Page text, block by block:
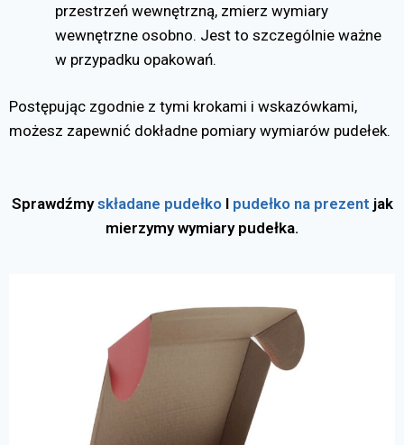
przestrzeń wewnętrzną, zmierz wymiary
wewnętrzne osobno. Jest to szczególnie ważne
w przypadku opakowań.
Postępując zgodnie z tymi krokami i wskazówkami,
możesz zapewnić dokładne pomiary wymiarów pudełek.
Sprawdźmyskładane pudełkoI pudełko na prezent jak
mierzymy wymiary pudełka.